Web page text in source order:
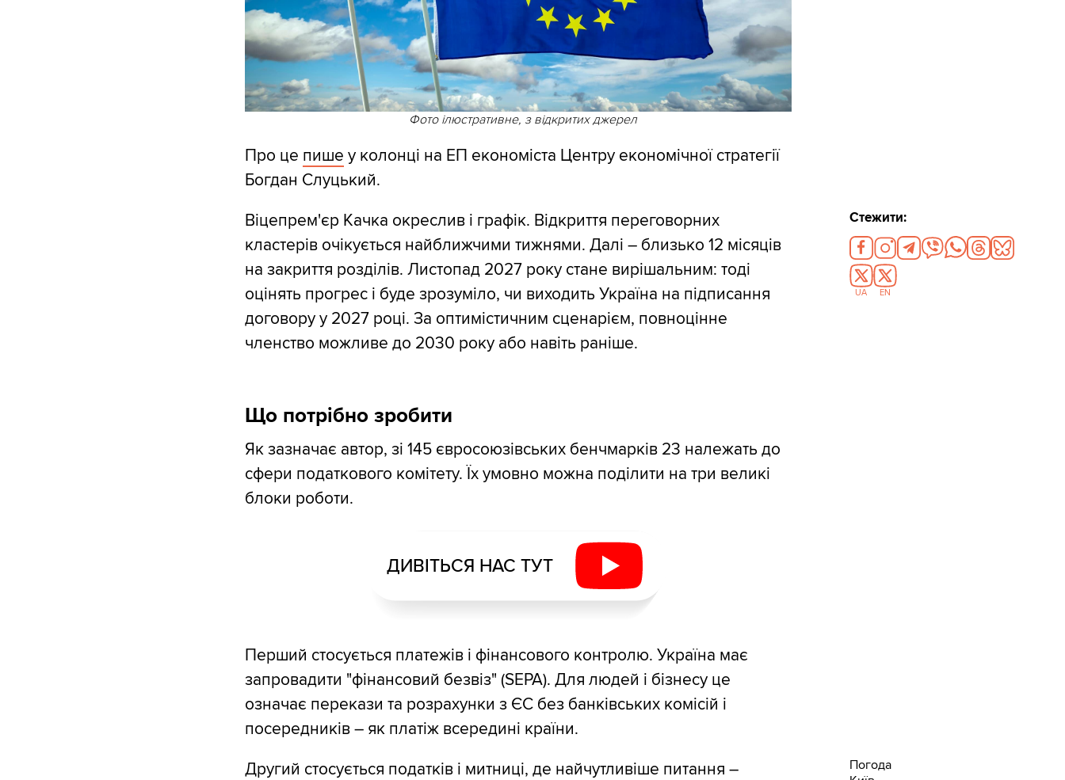
Фото ілюстративне, з відкритих джерел
Про це пише у колонці на ЕП економіста Центру економічної стратегії
Богдан Слуцький.
Віцепрем'єр Качка окреслив і графік. Відкриття переговорних
кластерів очікується найближчими тижнями. Далі – близько 12 місяців
на закриття розділів. Листопад 2027 року стане вирішальним: тоді
оцінять прогрес і буде зрозуміло, чи виходить Україна на підписання
договору у 2027 році. За оптимістичним сценарієм, повноцінне
членство можливе до 2030 року або навіть раніше.
Що потрібно зробити
Як зазначає автор, зі 145 євросоюзівських бенчмарків 23 належать до
сфери податкового комітету. Їх умовно можна поділити на три великі
блоки роботи.
ДИВІТЬСЯ НАС ТУТ
Перший стосується платежів і фінансового контролю. Україна має
запровадити "фінансовий безвіз" (SEPA). Для людей і бізнесу це
означає перекази та розрахунки з ЄС без банківських комісій і
посередників – як платіж всередині країни.
Другий стосується податків і митниці, де найчутливіше питання –
Стежити:
UA EN
Погода